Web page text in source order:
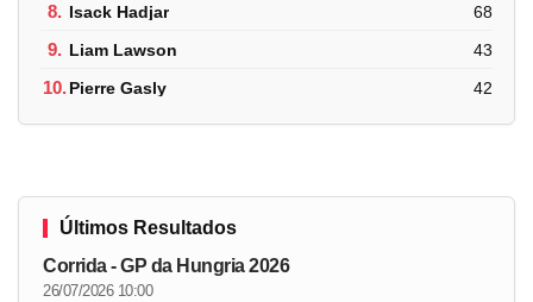
8. Isack Hadjar 68
9. Liam Lawson 43
10.Pierre Gasly 42
Últimos Resultados
Corrida - GP da Hungria 2026
26/07/2026 10:00